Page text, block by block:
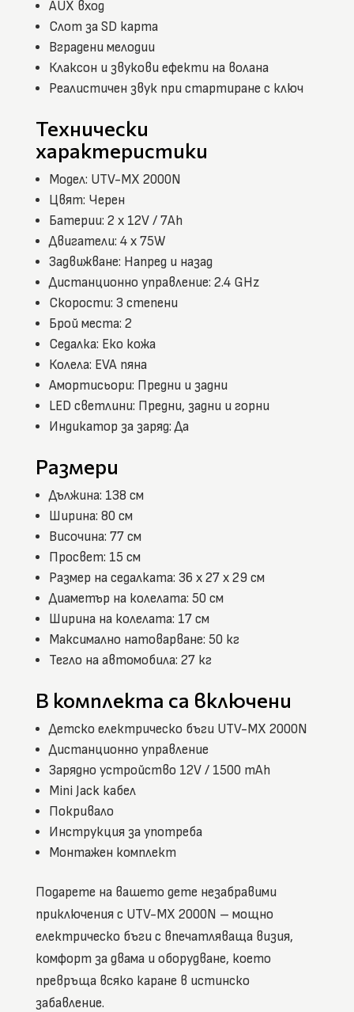
AUX вход
Слот за SD карта
Вградени мелодии
Клаксон и звукови ефекти на волана
Реалистичен звук при стартиране с ключ
Технически
характеристики
Модел: UTV-MX 2000N
Цвят: Черен
Батерии: 2 x 12V / 7Ah
Двигатели: 4 x 75W
Задвижване: Напред и назад
Дистанционно управление: 2.4 GHz
Скорости: 3 степени
Брой места: 2
Седалка: Еко кожа
Колела: EVA пяна
Амортисьори: Предни и задни
LED светлини: Предни, задни и горни
Индикатор за заряд: Да
Размери
Дължина: 138 см
Ширина: 80 см
Височина: 77 см
Просвет: 15 см
Размер на седалката: 36 x 27 x 29 см
Диаметър на колелата: 50 см
Ширина на колелата: 17 см
Максимално натоварване: 50 кг
Тегло на автомобила: 27 кг
В комплекта са включени
Детско електрическо бъги UTV-MX 2000N
Дистанционно управление
Зарядно устройство 12V / 1500 mAh
Mini Jack кабел
Покривало
Инструкция за употреба
Монтажен комплект
Подарете на вашето дете незабравими
приключения с UTV-MX 2000N – мощно
електрическо бъги с впечатляваща визия,
комфорт за двама и оборудване, което
превръща всяко каране в истинско
забавление.